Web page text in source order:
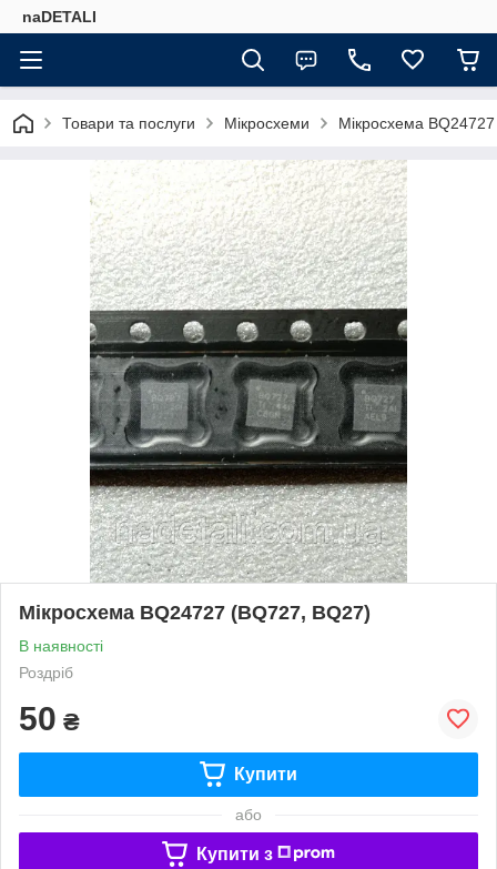
naDETALI
Товари та послуги Мікросхеми Мікросхема
Мікросхема BQ24727 (BQ727, BQ27)
В наявності
Роздріб
50 ₴
Купити
або
Купити з